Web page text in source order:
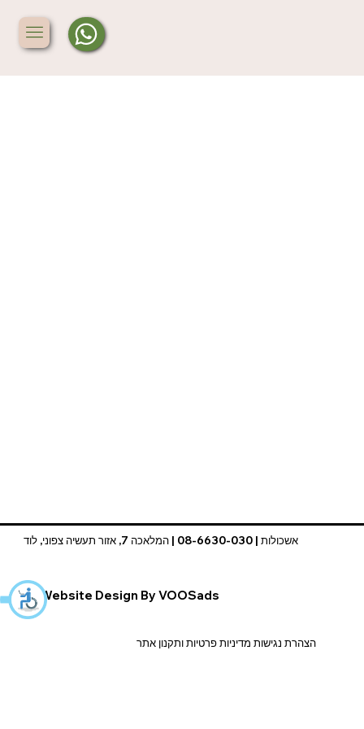
אשכולות | 08-6630-030 | המלאכה 7, אזור תעשיה צפוני, לוד
Website Design By VOOSads
הצהרת נגישות מדיניות פרטיות ותקנון אתר